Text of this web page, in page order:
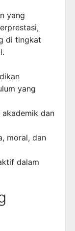
yang
di tingkat
yang
dan
moral, dan
dalam